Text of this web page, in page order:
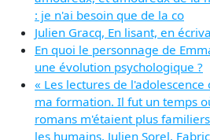
: je n'ai besoin que de la co
Julien Gracq, En lisant, en
En quoi le personnage de
une évolution psychologique ?
« Les lectures de
ma formation. Il fut un temps
romans m'étaient plus
les humains. Julien Sorel,